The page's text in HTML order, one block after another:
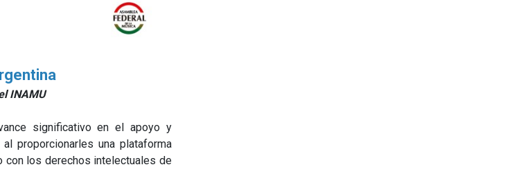
INAMU
significativo en el apoyo y
proporcionarles una plataforma
con los derechos intelectuales de